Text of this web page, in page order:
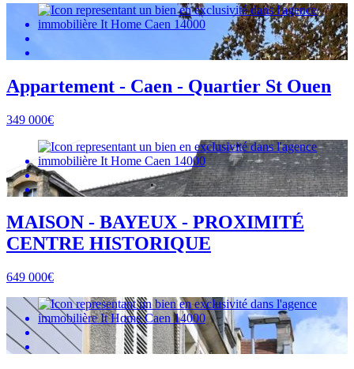
Appartement - Caen - Quartier St Ouen
349 000€
MAISON - BAYEUX - PROXIMITÉ
CENTRE HISTORIQUE
649 000€